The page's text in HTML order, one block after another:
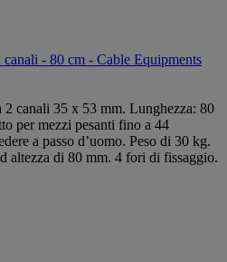
canali - 80 cm - Cable Equipments
2 canali 35 x 53 mm. Lunghezza: 80
per mezzi pesanti fino a 44
a passo d’uomo. Peso di 30 kg.
altezza di 80 mm. 4 fori di fissaggio.